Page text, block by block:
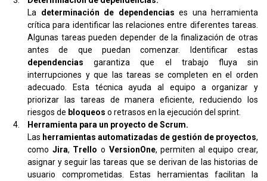
La determinación de dependencias es una herramienta
crítica para identificar las relaciones entre diferentes tareas.
Algunas tareas pueden depender de la finalización de otras
antes de que puedan comenzar. Identificar estas
dependencias garantiza que el trabajo fluya sin
interrupciones y que las tareas se completen en el orden
adecuado. Esta técnica ayuda al equipo a organizar y
priorizar las tareas de manera eficiente, reduciendo los
riesgos de bloqueos o retrasos en la ejecución del sprint.
Herramienta para un proyecto de Scrum.
Las herramientas automatizadas de gestión de proyectos,
como Jira, Trello o VersionOne, permiten al equipo crear,
asignar y seguir las tareas que se derivan de las historias de
usuario comprometidas. Estas herramientas facilitan la